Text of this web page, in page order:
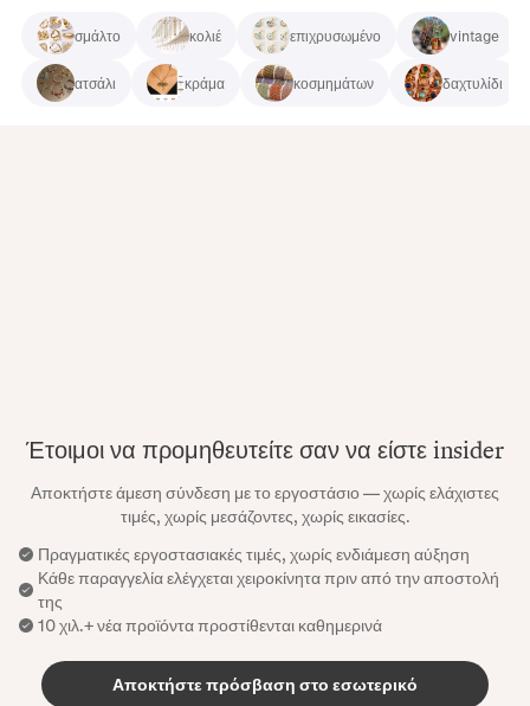
σμάλτο κολιέ επιχρυσωμένο vintage
ατσάλι κράμα κοσμημάτων δαχτυλίδι
Έτοιμοι να προμηθευτείτε σαν να είστε insider
Αποκτήστε άμεση σύνδεση με το εργοστάσιο — χωρίς ελάχιστες
τιμές, χωρίς μεσάζοντες, χωρίς εικασίες.
Πραγματικές εργοστασιακές τιμές, χωρίς ενδιάμεση αύξηση
Κάθε παραγγελία ελέγχεται χειροκίνητα πριν από την αποστολή
της
10 χιλ.+ νέα προϊόντα προστίθενται καθημερινά
Αποκτήστε πρόσβαση στο εσωτερικό